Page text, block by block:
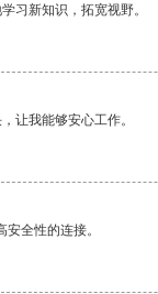
习新知识，拓宽视野。
让我能够安心工作。
全性的连接。